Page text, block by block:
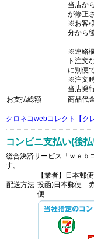
当店か
が修正
※お客
分から
※連絡
ト注文
に別便
※注文
当店発
お支払総額
商品代
クロネコwebコレクト【ク
コンビニ支払い(後
総合決済サービス「ｗｅｂ
す。
配送方法
【業者】日本郵
投函)日本郵便
便